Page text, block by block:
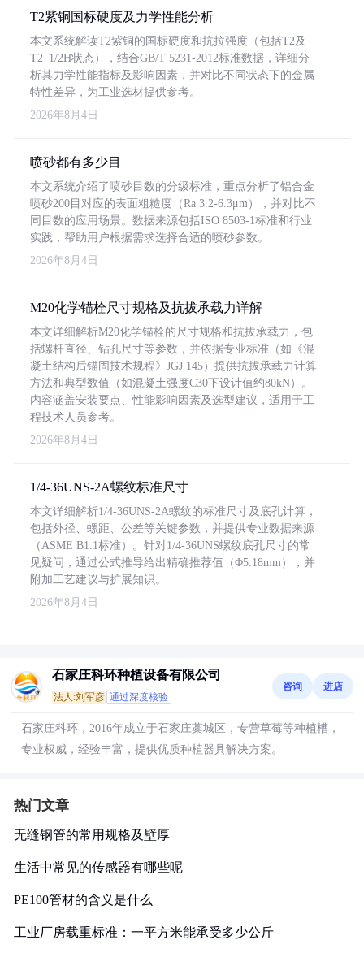
T2紫铜国标硬度及力学性能分析
本文系统解读T2紫铜的国标硬度和抗拉强度（包括T2及
T2_1/2H状态），结合GB/T 5231-2012标准数据，详细分
析其力学性能指标及影响因素，并对比不同状态下的金属
特性差异，为工业选材提供参考。
2026年8月4日
喷砂都有多少目
本文系统介绍了喷砂目数的分级标准，重点分析了铝合金
喷砂200目对应的表面粗糙度（Ra 3.2-6.3μm），并对比不
同目数的应用场景。数据来源包括ISO 8503-1标准和行业
实践，帮助用户根据需求选择合适的喷砂参数。
2026年8月4日
M20化学锚栓尺寸规格及抗拔承载力详解
本文详细解析M20化学锚栓的尺寸规格和抗拔承载力，包
括螺杆直径、钻孔尺寸等参数，并依据专业标准（如《混
凝土结构后锚固技术规程》JGJ 145）提供抗拔承载力计算
方法和典型数值（如混凝土强度C30下设计值约80kN）。
内容涵盖安装要点、性能影响因素及选型建议，适用于工
程技术人员参考。
2026年8月4日
1/4-36UNS-2A螺纹标准尺寸
本文详细解析1/4-36UNS-2A螺纹的标准尺寸及底孔计算，
包括外径、螺距、公差等关键参数，并提供专业数据来源
（ASME B1.1标准）。针对1/4-36UNS螺纹底孔尺寸的常
见疑问，通过公式推导给出精确推荐值（Φ5.18mm），并
附加工艺建议与扩展知识。
2026年8月4日
石家庄科环种植设备有限公司
法人:刘军彦 通过深度核验
咨询 进店
石家庄科环，2016年成立于石家庄藁城区，专营草莓等种植槽，
专业权威，经验丰富，提供优质种植器具解决方案。
热门文章
无缝钢管的常用规格及壁厚
生活中常见的传感器有哪些呢
PE100管材的含义是什么
工业厂房载重标准：一平方米能承受多少公斤